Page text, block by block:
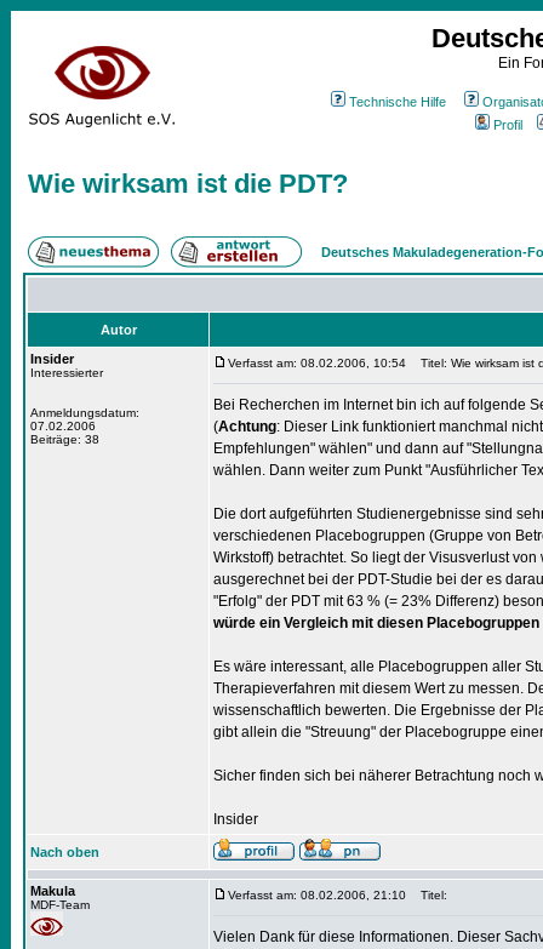
Ein
Technische Hilfe
Profil
Wie wirksam ist die PDT?
Deutsches Makuladegeneration-
Autor
Insider
Interessierter
Anmeldungsdatum:
07.02.2006
Beiträge: 38
Verfasst am: 08.02.2006, 10:54 Titel: Wie wirksam ist
Bei Recherchen im Internet bin ich auf folgende
(Achtung: Dieser Link funktioniert manchmal
Empfehlungen" wählen" und dann auf
wählen. Dann weiter zum Punkt "Ausführlicher
Die dort aufgeführten Studienergebnisse sind
verschiedenen Placebogruppen (Gruppe von
Wirkstoff) betrachtet. So liegt der Visusverlust
ausgerechnet bei der PDT-Studie bei der es
"Erfolg" der PDT mit 63 % (= 23% Differenz)
würde ein Vergleich mit diesen
Es wäre interessant, alle Placebogruppen aller
Therapieverfahren mit diesem Wert zu messen.
wissenschaftlich bewerten. Die Ergebnisse der
gibt allein die "Streuung" der Placebogruppe
Sicher finden sich bei näherer Betrachtung noch
Insider
Nach oben
Makula
MDF-Team
Verfasst am: 08.02.2006, 21:10 Titel:
Vielen Dank für diese Informationen. Dieser